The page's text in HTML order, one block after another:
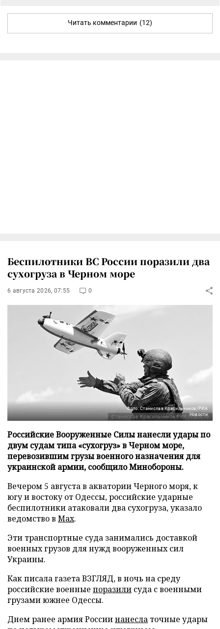
Читать комментарии (12)
Беспилотники ВС России поразили два
сухогруза в Черном море
6 августа 2026, 07:55 0
Фото: Станислав Красильников/РИА
Новости
Российские Вооруженные Силы нанесли удары по
двум судам типа «сухогруз» в Черном море,
перевозившим грузы военного назначения для
украинской армии, сообщило Минобороны.
Вечером 5 августа в акватории Черного моря, к
югу и востоку от Одессы, российские ударные
беспилотники атаковали два сухогруза, указало
ведомство в Max.
Эти транспортные суда занимались доставкой
военных грузов для нужд вооруженных сил
Украины.
Как писала газета ВЗГЛЯД, в ночь на среду
российские военные поразили суда с военными
грузами южнее Одессы.
Днем ранее армия Россиинанесла точные удары